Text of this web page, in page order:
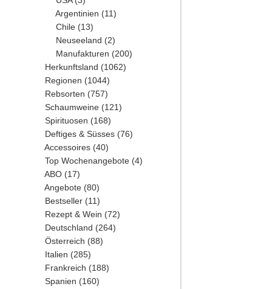
Argentinien (11)
Chile (13)
Neuseeland (2)
Manufakturen (200)
Herkunftsland (1062)
Regionen (1044)
Rebsorten (757)
Schaumweine (121)
Spirituosen (168)
Deftiges & Süsses (76)
Accessoires (40)
Top Wochenangebote (4)
ABO (17)
Angebote (80)
Bestseller (11)
Rezept & Wein (72)
Deutschland (264)
Österreich (88)
Italien (285)
Frankreich (188)
Spanien (160)